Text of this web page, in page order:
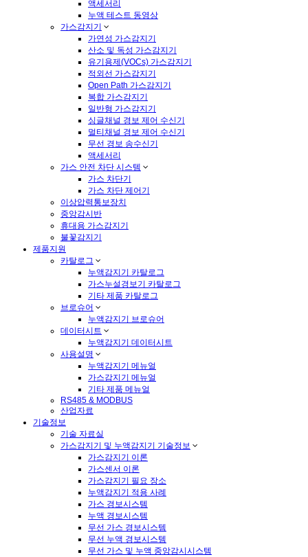
액세서리
누액 테스트 동영상
가스감지기
가연성 가스감지기
산소 및 독성 가스감지기
유기용제(VOCs) 가스감지기
적외선 가스감지기
Open Path 가스감지기
복합 가스감지기
일반형 가스감지기
싱글채널 경보 제어 수신기
멀티채널 경보 제어 수신기
무선 경보 송수신기
액세서리
가스 안전 차단 시스템
가스 차단기
가스 차단 제어기
이상압력통보장치
중앙감시반
휴대용 가스감지기
불꽃감지기
제품지원
카탈로그
누액감지기 카탈로그
가스누설경보기 카탈로그
기타 제품 카탈로그
브로슈어
누액감지기 브로슈어
데이터시트
누액감지기 데이터시트
사용설명
누액감지기 메뉴얼
가스감지기 메뉴얼
기타 제품 메뉴얼
RS485 & MODBUS
산업자료
기술정보
기술 자료실
가스감지기 및 누액감지기 기술정보
가스감지기 이론
가스센서 이론
가스감지기 필요 장소
누액감지기 적용 사례
가스 경보시스템
누액 경보시스템
무선 가스 경보시스템
무선 누액 경보시스템
무선 가스 및 누액 중앙감시시스템